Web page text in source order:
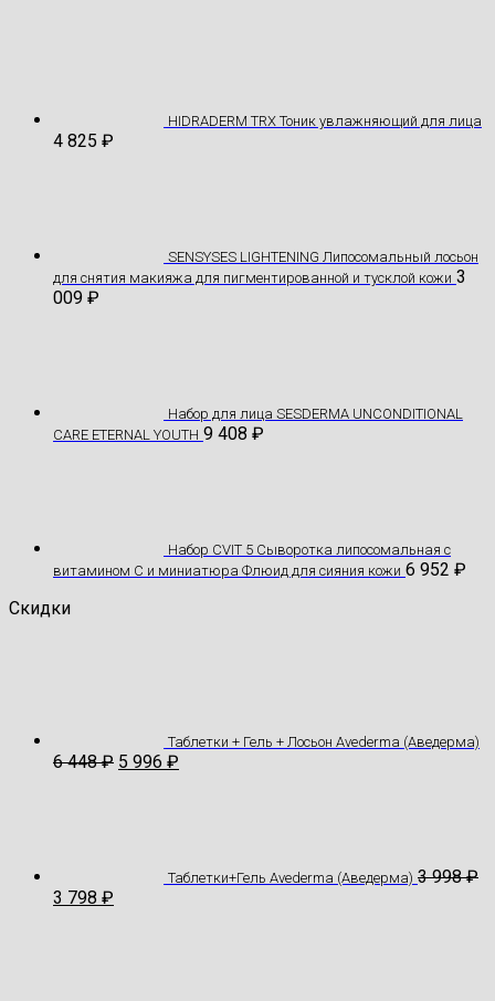
HIDRADERM TRX Тоник увлажняющий для лица
4 825 ₽
SENSYSES LIGHTENING Липосомальный лосьон
для снятия макияжа для пигментированной и тусклой кожи 3
009 ₽
Hабор для лица SESDERMA UNCONDITIONAL
CARE ETERNAL YOUTH 9 408 ₽
Набор CVIT 5 Сыворотка липосомальная с
витамином С и миниатюра Флюид для сияния кожи 6 952 ₽
Скидки
Таблетки + Гель + Лосьон Avederma (Аведерма)
6 448₽ 5 996 ₽
Таблетки+Гель Avederma (Аведерма) 3 998₽
3 798 ₽